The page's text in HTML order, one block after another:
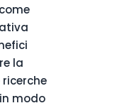
la
modo